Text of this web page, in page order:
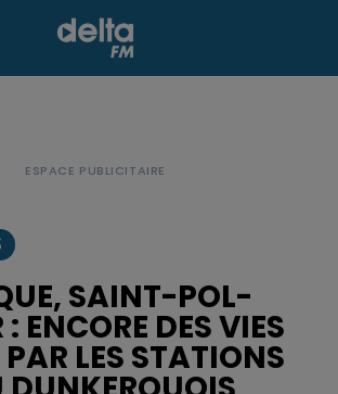
SAINT-POL-
ENCORE DES VIES
LES STATIONS